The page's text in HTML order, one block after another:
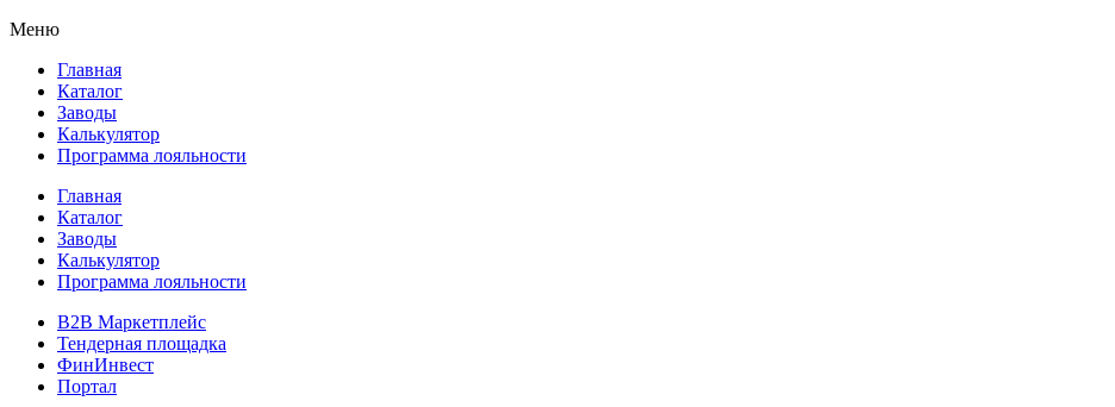
Меню
Главная
Каталог
Заводы
Калькулятор
Программа лояльности
Главная
Каталог
Заводы
Калькулятор
Программа лояльности
B2B Маркетплейс
Тендерная площадка
ФинИнвест
Портал